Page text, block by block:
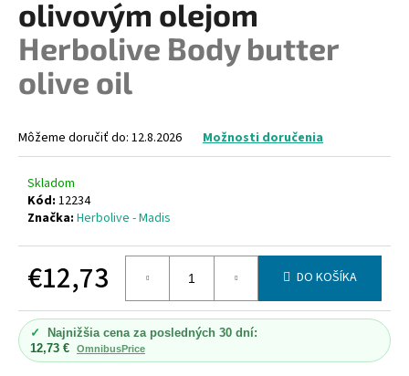
olivovým olejom
Herbolive Body butter
olive oil
Môžeme doručiť do: 12.8.2026 Možnosti doručenia
Skladom
Kód: 12234
Značka: Herbolive - Madis
€12,73
cena:
DO KOŠÍKA
✓
Najnižšia cena za posledných 30 dní:
12,73 €
OmnibusPrice
á
j
s
ť
HĽADAŤ
d
p
o